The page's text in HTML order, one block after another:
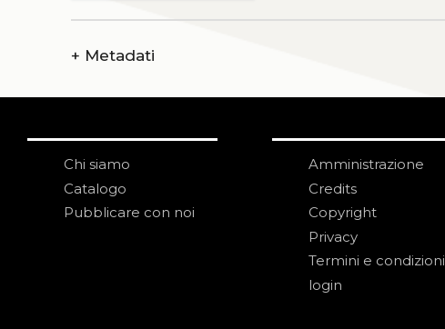
+ Metadati
Chi siamo
Catalogo
Pubblicare con noi
Amministrazione
Credits
Copyright
Privacy
Termini e condizioni
login